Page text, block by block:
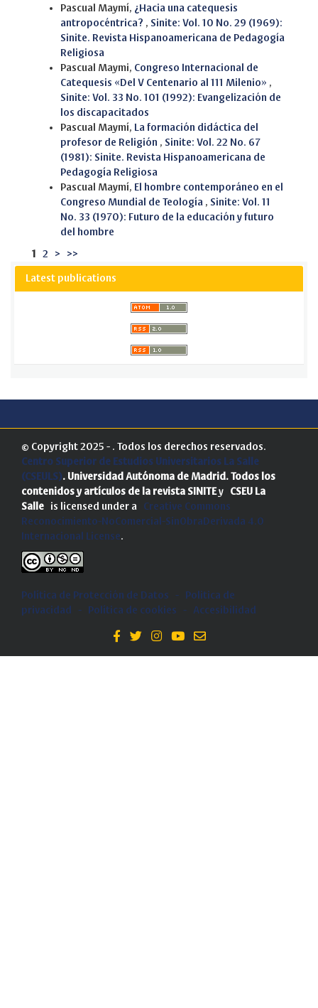
Pascual Maymí, ¿Hacia una catequesis
antropocéntrica? , Sinite: Vol. 10 No. 29 (1969):
Sinite. Revista Hispanoamericana de Pedagogía
Religiosa
Pascual Maymi, Congreso Internacional de
Catequesis «Del V Centenario al 111 Milenio» ,
Sinite: Vol. 33 No. 101 (1992): Evangelización de
los discapacitados
Pascual Maymí, La formación didáctica del
profesor de Religión , Sinite: Vol. 22 No. 67
(1981): Sinite. Revista Hispanoamericana de
Pedagogía Religiosa
Pascual Maymí, El hombre contemporáneo en el
Congreso Mundial de Teología , Sinite: Vol. 11
No. 33 (1970): Futuro de la educación y futuro
del hombre
1 2 > >>
Latest publications
© Copyright 2025 - . Todos los derechos reservados.
Centro Superior de Estudios Universitarios La Salle
(CSEULS). Universidad Autónoma de Madrid. Todos los
contenidos y artículos de la revista SINITEy CSEU La
Salle is licensed under a Creative Commons
Reconocimiento-NoComercial-SinObraDerivada 4.0
Internacional License.
Política de Protección de Datos -
Politica de
privacidad
- Política de cookies - Accesibilidad